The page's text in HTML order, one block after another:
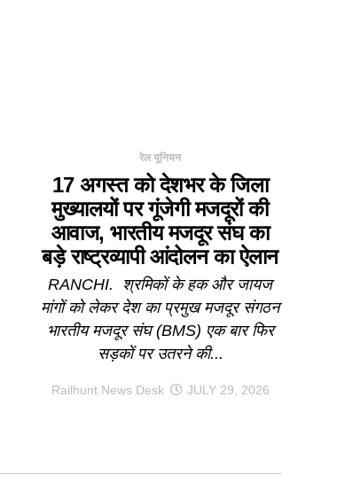
रेल यूनियन
17 अगस्त को देशभर के जिला
मुख्यालयों पर गूंजेगी मजदूरों की
आवाज, भारतीय मजदूर संघ का
बड़े राष्ट्रव्यापी आंदोलन का ऐलान
RANCHI. श्रमिकों के हक और जायज
मांगों को लेकर देश का प्रमुख मजदूर संगठन
भारतीय मजदूर संघ (BMS) एक बार फिर
सड़कों पर उतरने की...
Railhunt News Desk JULY 29, 2026